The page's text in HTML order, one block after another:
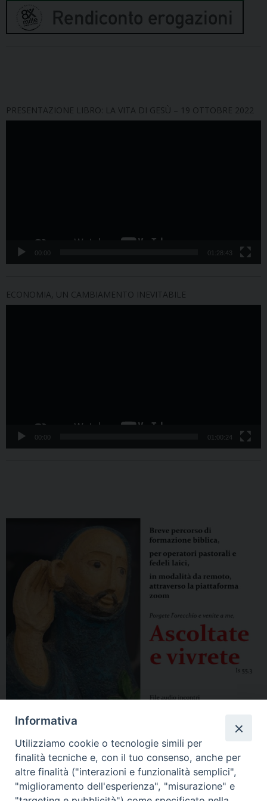
PRESENTAZIONE LIBRO: LA VITA DI GESÙ – 19 OTTOBRE 2022
00:00 01:28:43
ECONOMIA, UN CAMBIAMENTO INEVITABILE
00:00 01:00:24
Informativa
Utilizziamo cookie o tecnologie simili per
finalità tecniche e, con il tuo consenso, anche per
altre finalità ("interazioni e funzionalità semplici",
"miglioramento dell'esperienza", "misurazione" e